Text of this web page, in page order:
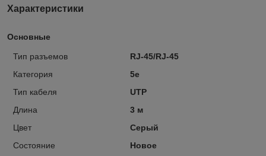
Характеристики
Основные
Тип разъемов
RJ-45/RJ-45
Категория
5e
Тип кабеля
UTP
Длина
3 м
Цвет
Серый
Состояние
Новое